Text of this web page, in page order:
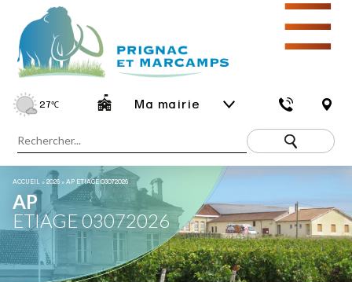
27℃ Ma mairie
☰
ACCUEIL »2026 »AP ETIAGE 03072026
AP
ETIAGE 03072026